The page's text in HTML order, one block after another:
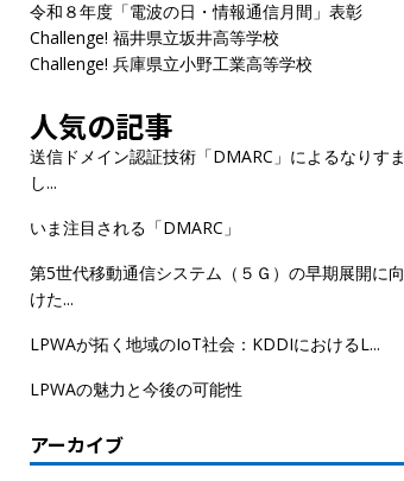
令和８年度「電波の日・情報通信月間」表彰
Challenge! 福井県立坂井高等学校
Challenge! 兵庫県立小野工業高等学校
人気の記事
送信ドメイン認証技術「DMARC」によるなりすま
し...
いま注目される「DMARC」
第5世代移動通信システム（５Ｇ）の早期展開に向
けた...
LPWAが拓く地域のIoT社会：KDDIにおけるL...
LPWAの魅力と今後の可能性
アーカイブ